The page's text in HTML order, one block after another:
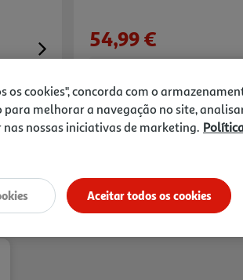
Next
com 2 vezes mais iões
menos frisado, enquanto a
temperatura ideal para
difusor de volume, ideal
penteado. É uma opção
controlo e um acabamento
54,99 €
,
Recolha em loja Express
*Mediante disponibilidade de slot de
os cookies", concorda com o
para melhorar a navegação no site,
nossas iniciativas de marketing.
Aceitar todos os cookies